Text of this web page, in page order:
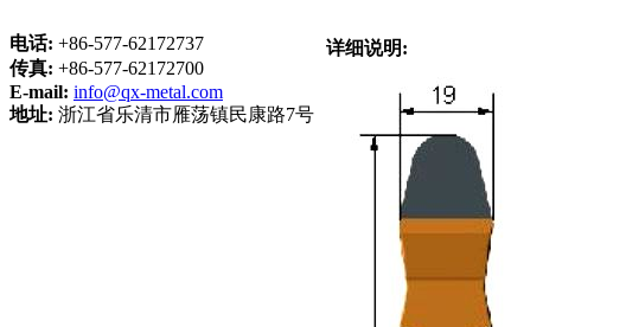
电话: +86-577-62172737
传真: +86-577-62172700
E-mail: info@qx-metal.com
地址: 浙江省乐清市雁荡镇民康路7号
详细说明: